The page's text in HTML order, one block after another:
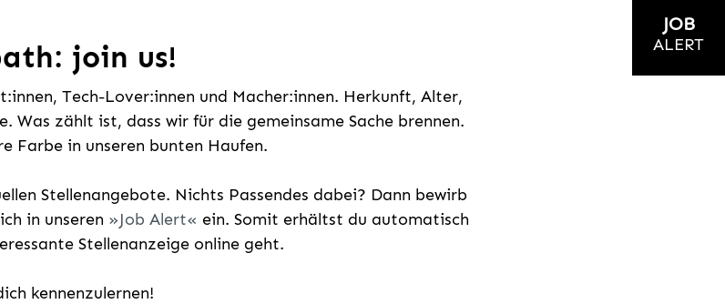
join us!
Tech-Lover:innen und Macher:innen. Herkunft, Alter,
Was zählt ist, dass wir für die gemeinsame Sache brennen.
Farbe in unseren bunten Haufen.
Stellenangebote. Nichts Passendes dabei? Dann bewirb
in unseren Job Alert
ein. Somit erhältst du automatisch
Stellenanzeige online geht.
kennenzulernen!
JOB
ALERT